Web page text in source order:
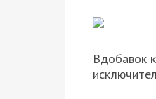
Вдобавок